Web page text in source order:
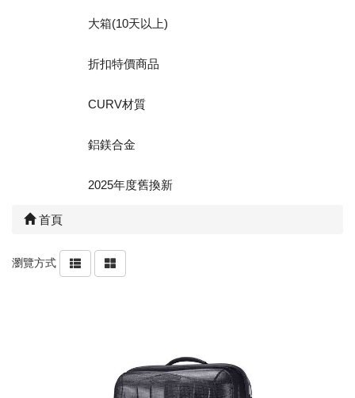
大箱(10天以上)
折扣特價商品
CURV材質
鋁鎂合金
2025年度舊換新
首頁
瀏覽方式